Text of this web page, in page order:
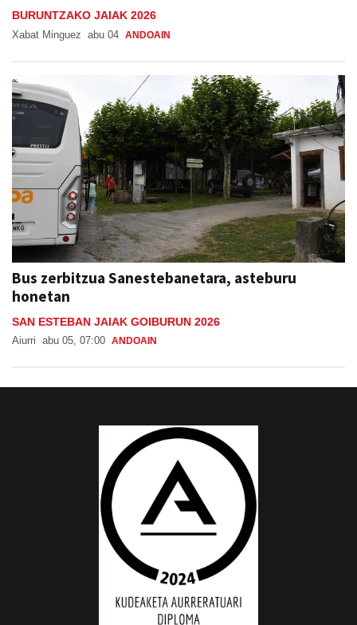
BURUNTZAKO JAIAK 2026
Xabat Minguez abu 04 ANDOAIN
Bus zerbitzua Sanestebanetara, asteburu
honetan
SAN ESTEBAN JAIAK GOIBURUN 2026
Aiurri abu 05, 07:00 ANDOAIN